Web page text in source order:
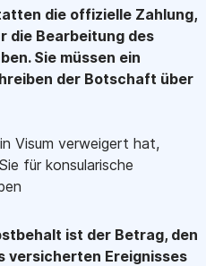
die offizielle Zahlung,
die Bearbeitung des
Sie müssen ein
der Botschaft über
Visum verweigert hat,
für konsularische
ist der Betrag, den
versicherten Ereignisses